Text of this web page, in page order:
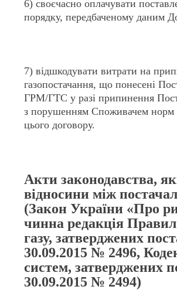
6) своєчасно оплачувати
порядку, передбаченому даним
7) відшкодувати витрати на
газопостачання, що понесені
ГРМ/ГТС у разі припинення
з порушенням Споживачем норм
цього договору.
Акти законодавства,
відносини між
(Закон України «Про
чинна редакція
газу, затверджених
30.09.2015 № 2496,
систем, затверджених
30.09.2015 № 2494)